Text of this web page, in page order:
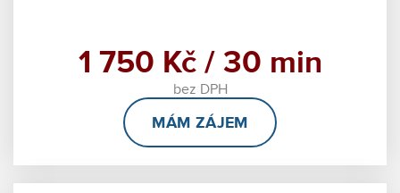
1 750 Kč / 30 min
bez DPH
MÁM ZÁJEM